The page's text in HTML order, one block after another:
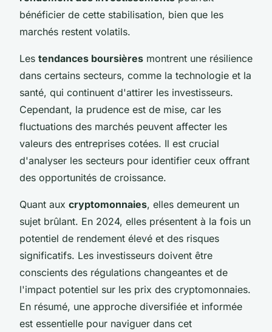
bénéficier de cette stabilisation, bien que les
marchés restent volatils.
Les tendances boursières montrent une résilience
dans certains secteurs, comme la technologie et la
santé, qui continuent d'attirer les investisseurs.
Cependant, la prudence est de mise, car les
fluctuations des marchés peuvent affecter les
valeurs des entreprises cotées. Il est crucial
d'analyser les secteurs pour identifier ceux offrant
des opportunités de croissance.
Quant aux cryptomonnaies, elles demeurent un
sujet brûlant. En 2024, elles présentent à la fois un
potentiel de rendement élevé et des risques
significatifs. Les investisseurs doivent être
conscients des régulations changeantes et de
l'impact potentiel sur les prix des cryptomonnaies.
En résumé, une approche diversifiée et informée
est essentielle pour naviguer dans cet